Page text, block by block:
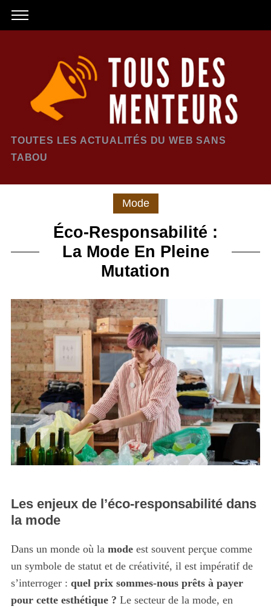
TOUTES LES ACTUALITÉS DU WEB SANS
TABOU
Mode
Éco-Responsabilité :
La Mode En Pleine
Mutation
Les enjeux de l’éco-responsabilité dans
la mode
Dans un monde où la modeest souvent perçue comme
un symbole de statut et de créativité, il est impératif de
s’interroger : quel prix sommes-nous prêts à payer
pour cette esthétique ? Le secteur de la mode, en